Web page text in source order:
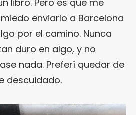
enviarlo a Barcelona
por el camino. Nunca
duro en algo, y no
nada. Preferí quedar de
descuidado.